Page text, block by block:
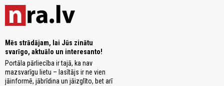
Mēs strādājam, lai Jūs zinātu
svarīgo, aktuālo un interesanto!
Portāla pārliecība ir tajā, ka nav
mazsvarīgu lietu – lasītājs ir ne vien
jāinformē, jābrīdina un jāizglīto, bet arī